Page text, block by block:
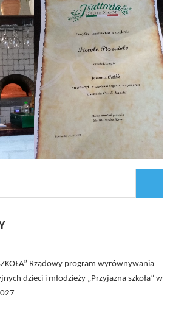
Rządowy program wyrównywania
dzieci i młodzieży „Przyjazna szkoła” w